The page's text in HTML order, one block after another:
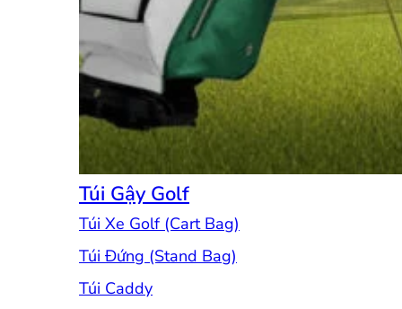
Túi Gậy Golf
Túi Xe Golf (Cart Bag)
Túi Đứng (Stand Bag)
Túi Caddy